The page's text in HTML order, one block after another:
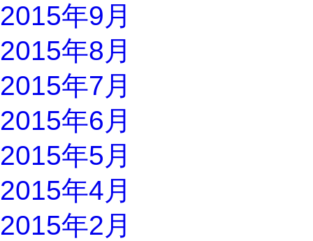
2015年9月
2015年8月
2015年7月
2015年6月
2015年5月
2015年4月
2015年2月